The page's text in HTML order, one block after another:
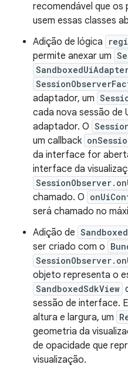
recomendável que
usem essas classes
Adição de lógica
permite anexar um
adaptador, um
cada nova sessão de
adaptador. O
um callback
da interface for
interface da
chamado. O
será chamado no
Adição de
ser criado com o
objeto representa o
SandboxedSdkView
sessão de interface.
altura e largura, um
geometria da
de opacidade que
visualização.